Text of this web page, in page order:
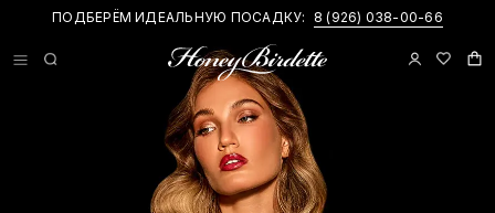
ПОДБЕРЁМ ИДЕАЛЬНУЮ ПОСАДКУ: 8 (926) 038-00-66